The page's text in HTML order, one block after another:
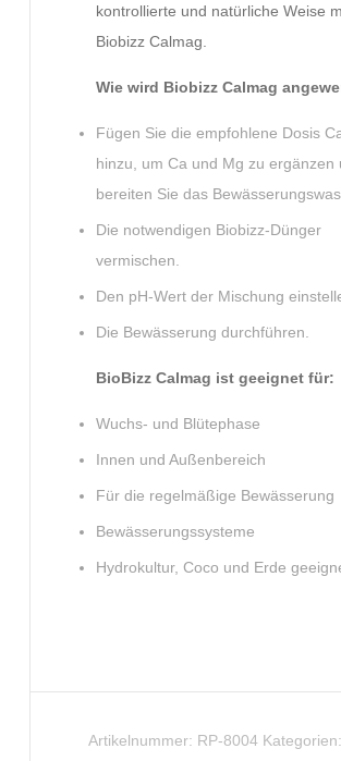
kontrollierte und natürliche Weise
Biobizz Calmag.
Wie wird Biobizz Calmag
Fügen Sie die empfohlene Dosis
hinzu, um Ca und Mg zu ergänzen
bereiten Sie das
Die notwendigen Biobizz-Dünger
vermischen.
Den pH-Wert der Mischung
Die Bewässerung durchführen.
BioBizz Calmag ist geeignet für:
Wuchs- und Blütephase
Innen und Außenbereich
Für die regelmäßige Bewässerung
Bewässerungssysteme
Hydrokultur, Coco und Erde
Artikelnummer: RP-8004 Kategorien: